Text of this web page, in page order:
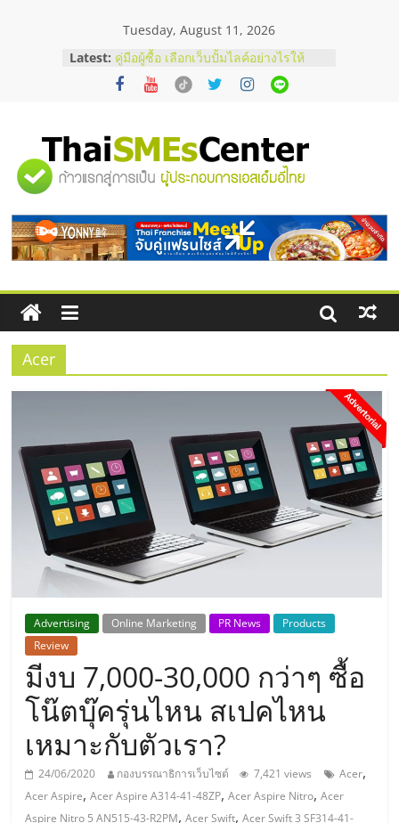
Tuesday, August 11, 2026
Latest: คู่มือผู้ซื้อ เลือกเว็บปั้มไลค์อย่างไรให้
เหมาะกับเป้าหมายของธุรกิจ
เว็บปั้มวิวช่วยธุรกิจออนไลน์ได้จริงหรือ
ปั้มฟอลติ๊กตอกที่เจ้าของธุรกิจควรรู้
อยากหาเงินทุน เพิ่มสภาพคล่องให้ธุรกิจ
เริ่มยังไงให้ผ่านฉลุย
บริการน้ำมัน Shell
"ศูนย์
รวม
ข้อมูล
ธุรกิจ
SME
ประเทศไทย,
ThaiSMEsCenter,
รวม
ธุรกิจ
เอ
ส
เอ็
Acer
Advertising Online Marketing PR News
Products
Review
มีงบ 7,000-30,000 กว่าๆ ซื้อ
โน๊ตบุ๊ครุ่นไหน สเปคไหน
เหมาะกับตัวเรา?
24/06/2020 กองบรรณาธิการเว็บไซต์ 7,421 views Acer,
Acer Aspire,Acer Aspire A314-41-48ZP,Acer Aspire Nitro,Acer
Aspire Nitro 5 AN515-43-R2PM,Acer Swift,Acer Swift 3 SF314-41-